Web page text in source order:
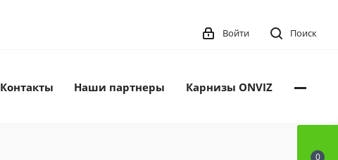
Поиск
Войти
Контакты Наши партнеры Карнизы ONVIZ
0